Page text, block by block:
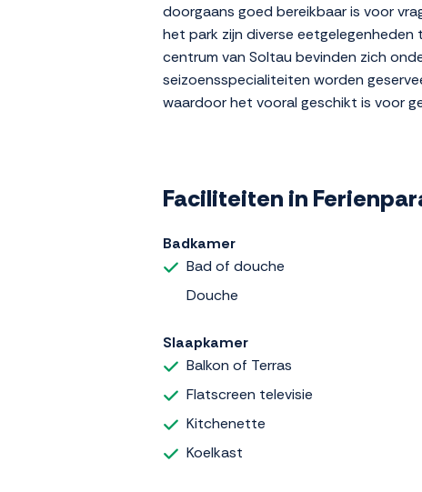
doorgaans goed bereikbaar is voor
het park zijn diverse
centrum van Soltau bevinden zich
seizoensspecialiteiten worden
waardoor het vooral geschikt is voor
Faciliteiten in
Badkamer
Bad of douche
Douche
Slaapkamer
Balkon of Terras
Flatscreen televisie
Kitchenette
Koelkast